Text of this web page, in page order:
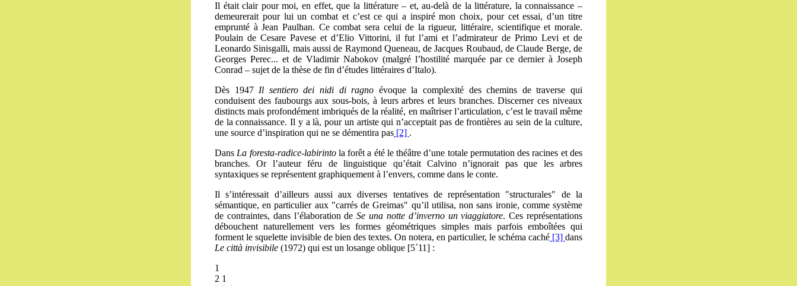
Il était clair pour moi, en effet, que la littérature – et, au-delà de la littérature, la connaissance –
demeurerait pour lui un combat et c’est ce qui a inspiré mon choix, pour cet essai, d’un titre
emprunté à Jean Paulhan. Ce combat sera celui de la rigueur, littéraire, scientifique et morale.
Poulain de Cesare Pavese et d’Elio Vittorini, il fut l’ami et l’admirateur de Primo Levi et de
Leonardo Sinisgalli, mais aussi de Raymond Queneau, de Jacques Roubaud, de Claude Berge, de
Georges Perec... et de Vladimir Nabokov (malgré l’hostilité marquée par ce dernier à Joseph
Conrad – sujet de la thèse de fin d’études littéraires d’Italo).
Dès 1947 Il sentiero dei nidi di ragno évoque la complexité des chemins de traverse qui
conduisent des faubourgs aux sous-bois, à leurs arbres et leurs branches. Discerner ces niveaux
distincts mais profondément imbriqués de la réalité, en maîtriser l’articulation, c’est le travail même
de la connaissance. Il y a là, pour un artiste qui n’acceptait pas de frontières au sein de la culture,
une source d’inspiration qui ne se démentira pas [2] .
Dans La foresta-radice-labirintola forêt a été le théâtre d’une totale permutation des racines et des
branches. Or l’auteur féru de linguistique qu’était Calvino n’ignorait pas que les arbres
syntaxiques se représentent graphiquement à l’envers, comme dans le conte.
Il s’intéressait d’ailleurs aussi aux diverses tentatives de représentation "structurales" de la
sémantique, en particulier aux "carrés de Greimas" qu’il utilisa, non sans ironie, comme système
de contraintes, dans l’élaboration deSe una notte d’inverno un viaggiatore. Ces représentations
débouchent naturellement vers les formes géométriques simples mais parfois emboîtées qui
forment le squelette invisible de bien des textes. On notera, en particulier, le schéma caché [3] dans
Le città invisibile (1972) qui est un losange oblique [5´11] :
1
2 1